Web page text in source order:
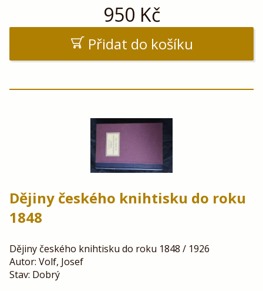
950 Kč
Přidat do košíku
Dějiny českého knihtisku do roku
1848
Dějiny českého knihtisku do roku 1848 / 1926
Autor: Volf, Josef
Stav: Dobrý